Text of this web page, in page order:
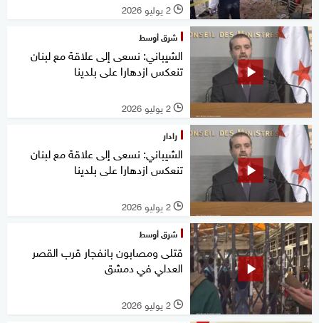
l 2 يوليو 2026
شرق أوسط
الشيباني: نسعى إلى علاقة مع لبنان
تنعكس ازدهارا على بلدينا
l 2 يوليو 2026
رادار
الشيباني: نسعى إلى علاقة مع لبنان
تنعكس ازدهارا على بلدينا
l 2 يوليو 2026
شرق أوسط
قتلى ومصابون بانفجار قرب القصر
العدلي في دمشق
l 2 يوليو 2026